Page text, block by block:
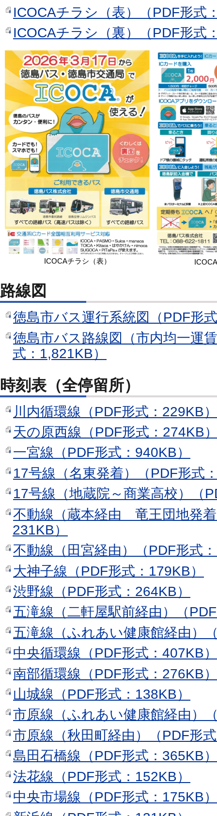
ICOCAチラシ（表）（PDF形式
ICOCAチラシ（裏）（PDF形式
ICOCAチラシ（表）
路線図
徳島市バス運行系統図（PDF形
徳島市バス路線図（市内均一運
式：1,821KB）
時刻表（全停留所）
川内循環線（PDF形式：229KB）
天の原西線（PDF形式：274KB
一宮線（PDF形式：940KB）
17号線（名東発着）（PDF形式
17号線（地蔵院～商業高校）（
不動線（蔵本経由 竜王団地発
231KB）
不動線（田宮経由）（PDF形式
大神子線（PDF形式：179KB）
渋野線（PDF形式：264KB）
五滝線（二軒屋駅前経由）（
五滝線（ふれあい健康館経由）
中央循環線（PDF形式：407KB）
南部循環線（PDF形式：276KB）
山城線（PDF形式：138KB）
市原線（ふれあい健康館経由）
市原線（秋田町経由）（PDF形
島田石橋線（PDF形式：365KB）
法花線（PDF形式：152KB）
中央市場線（PDF形式：175KB）